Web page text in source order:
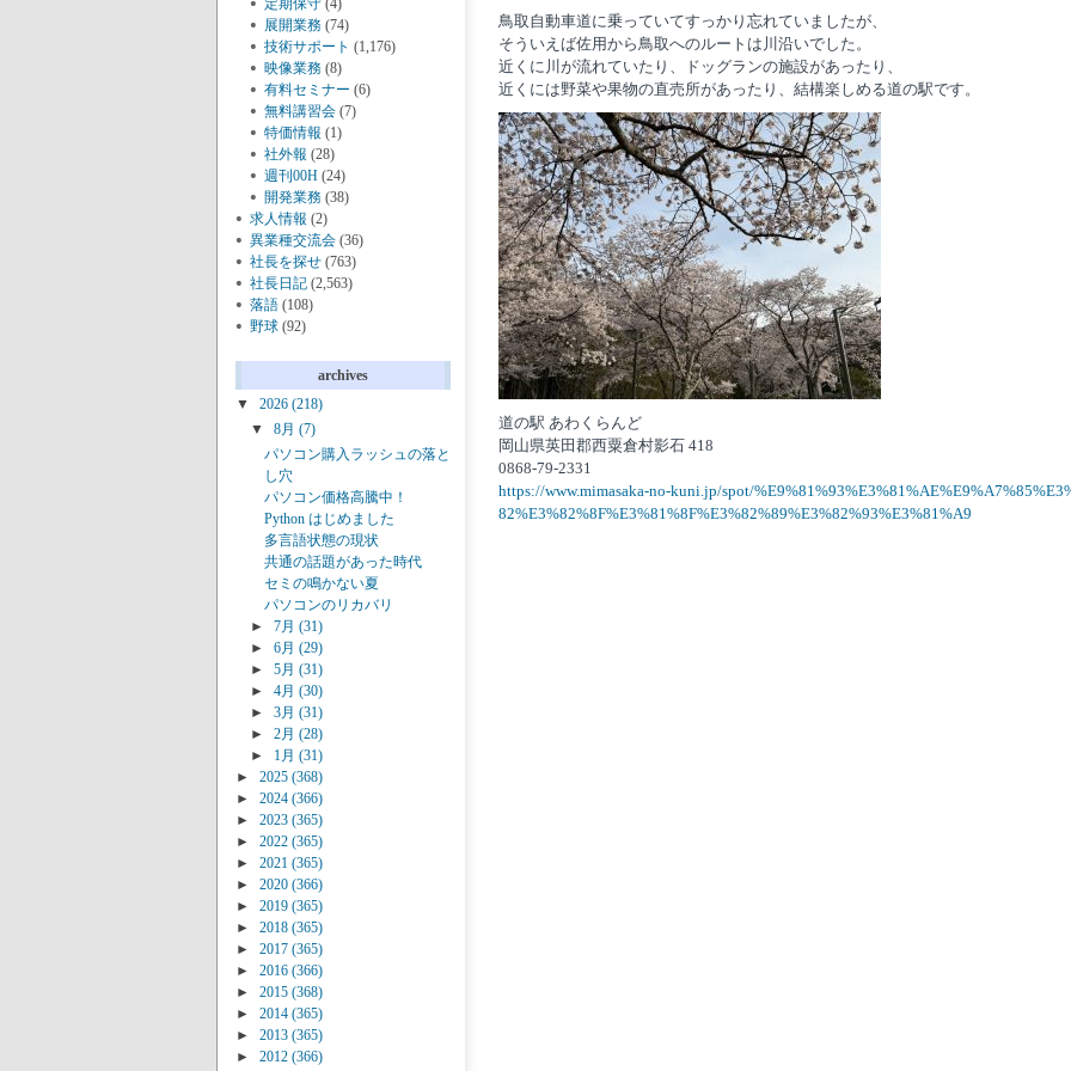
定期保守 (4)
展開業務 (74)
技術サポート (1,176)
映像業務 (8)
有料セミナー (6)
無料講習会 (7)
特価情報 (1)
社外報 (28)
週刊00H (24)
開発業務 (38)
求人情報 (2)
異業種交流会 (36)
社長を探せ (763)
社長日記 (2,563)
落語 (108)
野球 (92)
archives
▼
2026 (218)
▼
8月 (7)
パソコン購入ラッシュの落と
し穴
パソコン価格高騰中！
Python はじめました
多言語状態の現状
共通の話題があった時代
セミの鳴かない夏
パソコンのリカバリ
►
7月 (31)
►
6月 (29)
►
5月 (31)
►
4月 (30)
►
3月 (31)
►
2月 (28)
►
1月 (31)
►
2025 (368)
►
2024 (366)
►
2023 (365)
►
2022 (365)
►
2021 (365)
►
2020 (366)
►
2019 (365)
►
2018 (365)
►
2017 (365)
►
2016 (366)
►
2015 (368)
►
2014 (365)
►
2013 (365)
►
2012 (366)
鳥取自動車道に乗っていてすっかり忘れていましたが、
そういえば佐用から鳥取へのルートは川沿いでした。
近くに川が流れていたり、ドッグランの施設があったり、
近くには野菜や果物の直売所があったり、結構楽しめる道の駅です。
道の駅 あわくらんど
岡山県英田郡西粟倉村影石 418
0868-79-2331
https://www.mimasaka-no-kuni.jp/spot/
82%E3%82%8F%E3%81%8F%E3%82%89%E3%82%93%E3%81%A9